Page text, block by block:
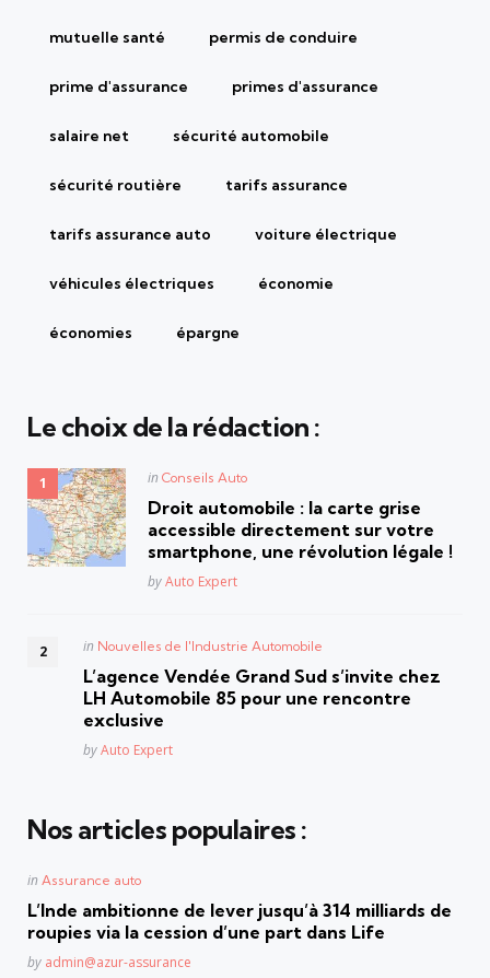
mutuelle santé permis de conduire
prime d'assurance primes d'assurance
salaire net sécurité automobile
sécurité routière tarifs assurance
tarifs assurance auto voiture électrique
véhicules électriques économie
économies épargne
Le choix de la rédaction :
Posted
in Conseils Auto
Droit automobile : la carte grise
accessible directement sur votre
smartphone, une révolution légale !
Posted
byAuto Expert
Posted
in Nouvelles de l'Industrie Automobile
L’agence Vendée Grand Sud s’invite chez
LH Automobile 85 pour une rencontre
exclusive
Posted
byAuto Expert
Nos articles populaires :
Posted
in Assurance auto
L’Inde ambitionne de lever jusqu’à 314 milliards de
roupies via la cession d’une part dans Life
Posted
by admin@azur-assurance